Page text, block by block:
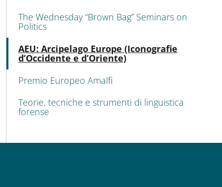
The Wednesday “Brown Bag” Seminars on
Politics
AEU: Arcipelago Europe (Iconografie
d’Occidente e d’Oriente)
Premio Europeo Amalfi
Teorie, tecniche e strumenti di linguistica
forense